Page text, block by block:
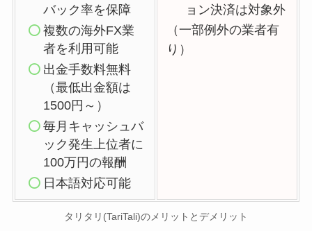
バック率を保障
複数の海外FX業
者を利用可能
出金手数料無料
（最低出金額は
1500円～）
毎月キャッシュバ
ック発生上位者に
100万円の報酬
日本語対応可能
ョン決済は対象外
（一部例外の業者有
り）
タリタリ(TariTali)のメリットとデメリット